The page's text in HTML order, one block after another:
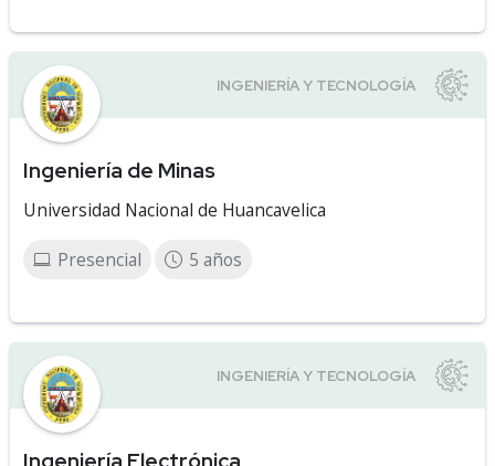
Ingeniería de Minas
Universidad Nacional de Huancavelica
Presencial 5 años